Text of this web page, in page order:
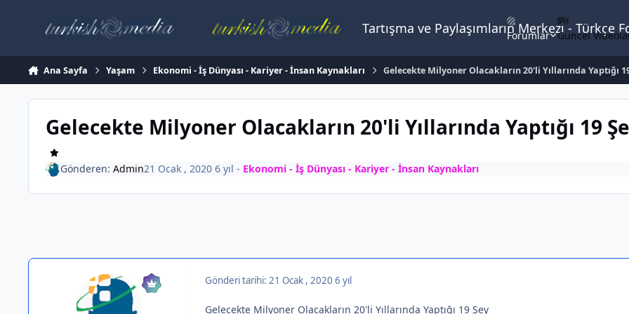
Tartışma ve Paylaşımların Merkezi -
Forumlar Güncel
Ana Sayfa Yaşam Ekonomi - İş Dünyası - Kariyer - İnsan Kaynakları Gelecekte Milyoner Olacakların 20'li Yıllarında Yaptığı
Gelecekte Milyoner Olacakların 20'li Yıllarında Yaptığı 19
Gönderen: Admin21 Ocak , 2020 6 yıl - Ekonomi - İş Dünyası - Kariyer - İnsan Kaynakları
Gönderi tarihi: 21 Ocak , 2020 6 yıl
Gelecekte Milyoner Olacakların 20'li Yıllarında Yaptığı 19 Şey